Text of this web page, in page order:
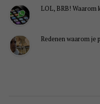
LOL, BRB! Waarom
Redenen waarom